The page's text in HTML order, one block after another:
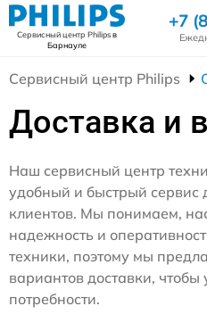
Сервисный центр Philipsв
Барнауле
+7
Сервисный центр Philips
Доставка и
Наш сервисный центр
удобный и быстрый сервис
клиентов. Мы понимаем,
надежность и
техники, поэтому мы
вариантов доставки,
потребности.